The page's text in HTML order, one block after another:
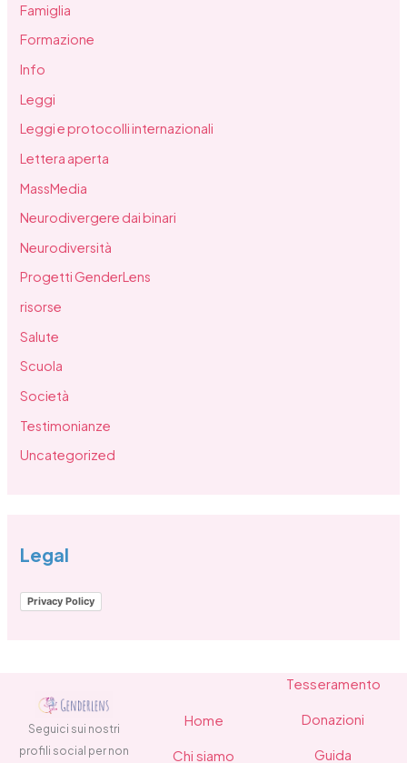
Famiglia
Formazione
Info
Leggi
Leggi e protocolli internazionali
Lettera aperta
MassMedia
Neurodivergere dai binari
Neurodiversità
Progetti GenderLens
risorse
Salute
Scuola
Società
Testimonianze
Uncategorized
Legal
Privacy Policy
Seguici sui nostri
profili social per non
Home
Chi siamo
Tesseramento
Donazioni
Guida